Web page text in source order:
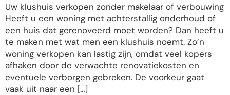
Uw klushuis verkopen zonder makelaar of verbouwing
Heeft u een woning met achterstallig onderhoud of
een huis dat gerenoveerd moet worden? Dan heeft u
te maken met wat men een klushuis noemt. Zo’n
woning verkopen kan lastig zijn, omdat veel kopers
afhaken door de verwachte renovatiekosten en
eventuele verborgen gebreken. De voorkeur gaat
vaak uit naar een […]